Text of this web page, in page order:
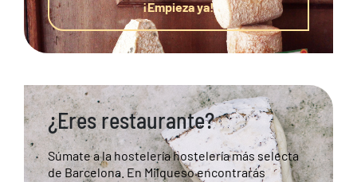
¡Empieza ya!
¿Eres restaurante?
Súmate a la hostelería hostelería más selecta
de Barcelona. En Milqueso encontrarás